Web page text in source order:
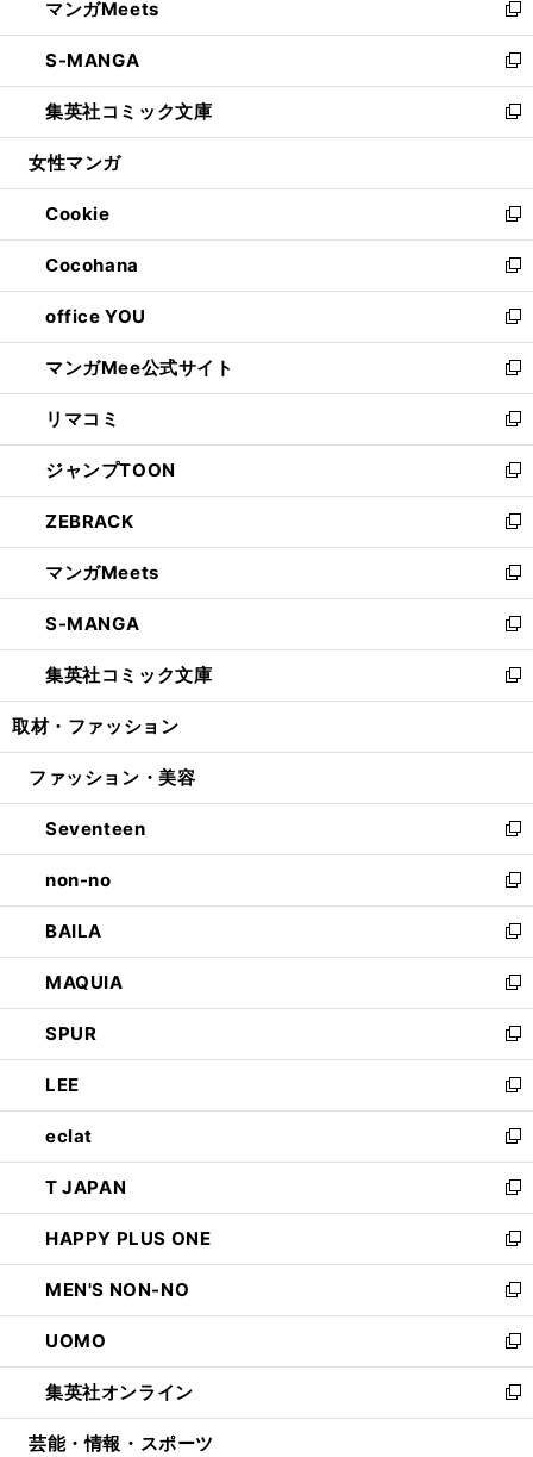
く
で
開
く
ド
ウ
で
開
く
ィ
ン
ド
ウ
で
開
い
ウ
ィ
ン
ド
ウ
開
く
マンガMeets
新
し
い
ウ
ィ
ン
ウ
で
開
く
S-MANGA
新
し
い
ウ
ン
ド
ウ
で
開
く
集英社コミック文庫
新
し
ウ
ィ
ン
ド
ウ
で
開
く
女性マンガ
Cookie
新
し
い
ウ
ィ
ン
ド
ウ
で
開
く
Cocohana
新
し
い
ウ
ィ
ン
ド
ウ
で
開
く
office YOU
新
し
い
ウ
ィ
ン
ド
ウ
で
開
く
マンガMee公式サイト
新
し
い
ウ
ィ
ン
ド
ウ
で
開
く
リマコミ
新
し
い
ウ
ィ
ン
ド
ウ
で
開
く
ジャンプTOON
新
し
い
ウ
ィ
ン
ド
ウ
で
開
ZEBRACK
新
し
い
ウ
ィ
ン
ド
ウ
開
マンガMeets
新
し
い
ウ
ィ
ン
ウ
開
く
S-MANGA
新
し
い
ウ
ン
ウ
で
開
く
集英社コミック文庫
新
し
ウ
ン
ド
ウ
で
開
く
取材・ファッション
ファッション・美容
Seventeen
新
し
い
ウ
ィ
ン
ド
ウ
で
開
く
non-no
新
し
い
ウ
ィ
ン
ド
ウ
で
開
く
BAILA
新
し
い
ウ
ィ
ン
ド
ウ
で
開
く
MAQUIA
新
し
い
ウ
ィ
ン
ド
ウ
で
開
く
SPUR
新
し
い
ウ
ィ
ン
ド
ウ
で
開
く
LEE
新
し
い
ウ
ィ
ン
ド
ウ
で
開
く
eclat
新
し
い
ウ
ィ
ン
ド
ウ
で
開
く
T JAPAN
新
し
い
ウ
ィ
ン
ド
ウ
で
開
HAPPY PLUS ONE
新
し
い
ウ
ィ
ン
ド
ウ
MEN'S NON-NO
新
し
い
ウ
ィ
ン
UOMO
新
し
い
ウ
集英社オンライン
新
し
芸能・情報・スポーツ